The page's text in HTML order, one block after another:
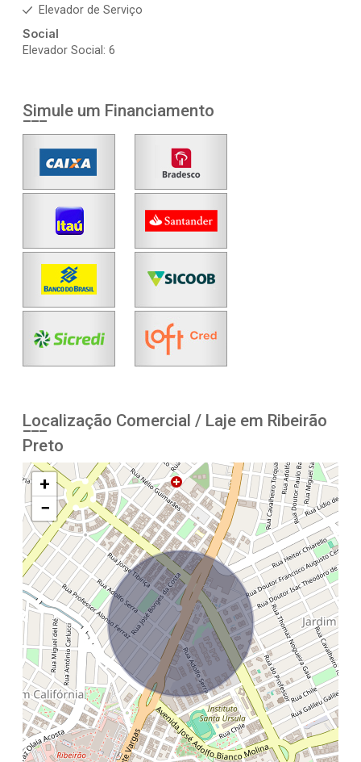
Elevador de Serviço
Social
Elevador Social: 6
Simule um Financiamento
Localização Comercial / Laje em Ribeirão
Preto
+
−